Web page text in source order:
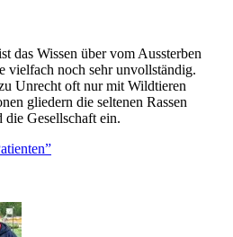
das Wissen über vom Aussterben
vielfach noch sehr unvollständig.
Unrecht oft nur mit Wildtieren
gliedern die seltenen Rassen
Gesellschaft ein.